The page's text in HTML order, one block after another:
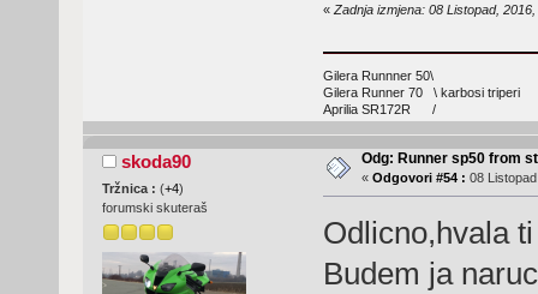
« Zadnja izmjena: 08 Listopad,
Gilera Runnner 50\
Gilera Runner 70 \ karbosi triperi
Aprilia SR172R /
skoda90
Tržnica : (+4)
forumski skuteraš
Odg: Runner sp50 from
« Odgovori #54 : 08
Odlicno,hvala
Budem ja